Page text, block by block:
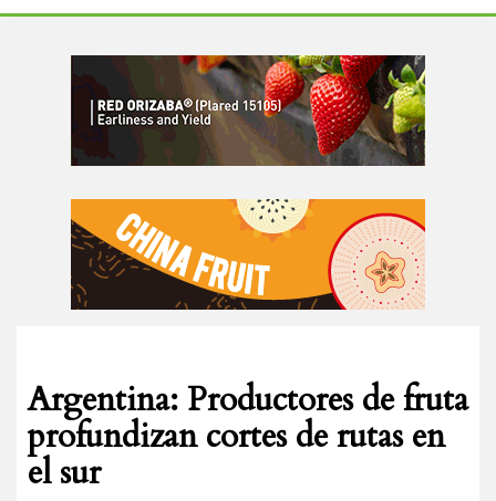
Argentina: Productores de fruta
profundizan cortes de rutas en
el sur